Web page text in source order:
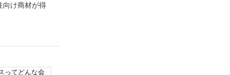
向け商材が得